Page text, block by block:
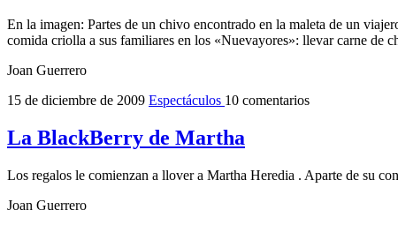
En la imagen: Partes de un chivo encontrado en la maleta de un
comida criolla a sus familiares en los «Nuevayores»: llevar carne de
Joan Guerrero
15 de diciembre de 2009 Espectáculos 10 comentarios
La BlackBerry de Martha
Los regalos le comienzan a llover a Martha Heredia . Aparte de su
Joan Guerrero